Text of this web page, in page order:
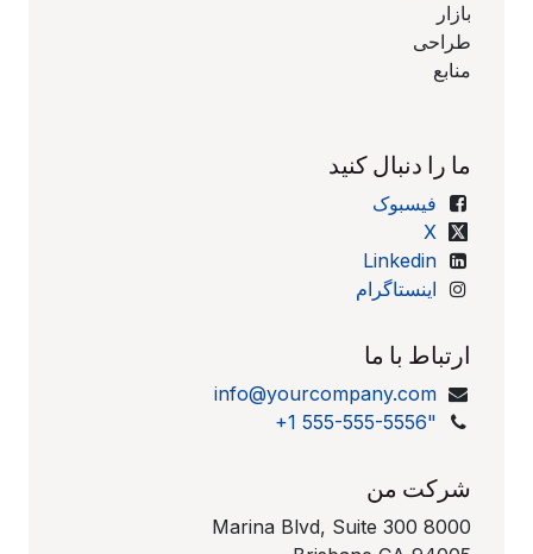
بازار
طراحی
منابع
ما را دنبال کنید
فیسبوک
X
Linkedin
اینستاگرام
ارتباط با ما
info@yourcompany.com
+1 555-555-5556"
شرکت من
8000 Marina Blvd, Suite 300